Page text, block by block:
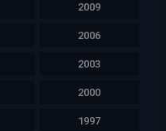
2009
2006
2003
2000
1997